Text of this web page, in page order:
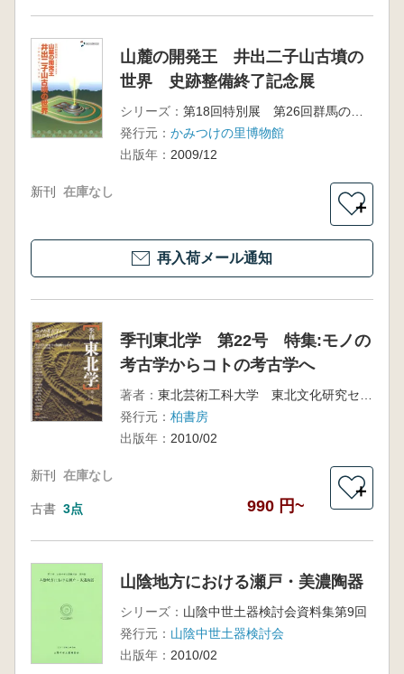
山麓の開発王 井出二子山古墳の
世界 史跡整備終了記念展
シリーズ：
第18回特別展 第26回群馬の博物館展
発行元： かみつけの里博物館
出版年： 2009/12
新刊 在庫なし
＋
再入荷メール通知
季刊東北学 第22号 特集:モノの
考古学からコトの考古学へ
著者：
発行元： 柏書房
出版年： 2010/02
新刊 在庫なし
古書 3点 990 円~
＋
山陰地方における瀬戸・美濃陶器
シリーズ： 山陰中世土器検討会資料集第9回
発行元： 山陰中世土器検討会
出版年： 2010/02